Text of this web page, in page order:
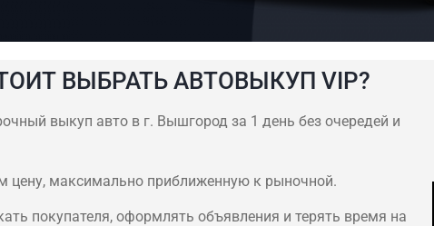
ВЫБРАТЬ АВТОВЫКУП VIP?
выкуп авто в г. Вышгород за 1 день без очередей и
цену, максимально приближенную к рыночной.
покупателя, оформлять объявления и терять время на